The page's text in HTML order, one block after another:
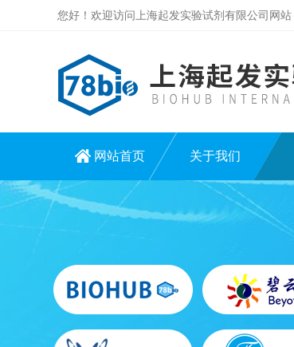
您好！欢迎访问上海起发实验试剂有限公司网站
网站首页 关于我们